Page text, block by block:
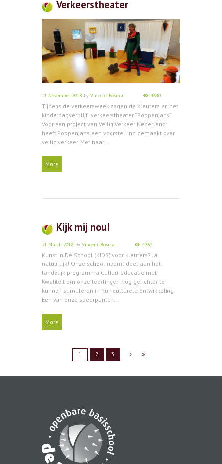
Verkeerstheater
11 November 2018 by Vincent Bosma 4640
Tijdens de verkeersweek zagen de kleuters en het
kinderdagverblijf verkeerstheater “Poppenjans”
Voor een project van Veilig Verkeer Nederland
heeft Poppenjans een voorstelling gemaakt over
veilig verkeer. Met haar...
More
Kijk mij nou!
21 March 2018 by Vincent Bosma 4367
Kunst In De School (KIDS) voor kleuters? Ja
natuurlijk! Onze school neemt deel aan het
landelijk programma Cultuureducatie met
Kwaliteit om onze leerlingen nog gerichter te
kunnen stimuleren in hun culturele ontwikkeling.
Een van onze speerpunten...
More
1 2 3